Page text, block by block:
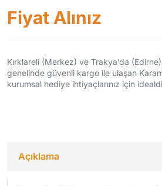
Fiyat Alınız
Kırklareli (Merkez) ve Trakya’da
genelinde güvenli kargo ile ulaşan
kurumsal hediye ihtiyaçlarınız için
Açıklama